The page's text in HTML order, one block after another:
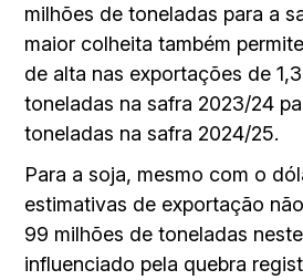
milhões de toneladas para a
maior colheita também
de alta nas exportações de
toneladas na safra 2023/24
toneladas na safra 2024/25.
Para a soja, mesmo com o
estimativas de exportação
99 milhões de toneladas
influenciado pela quebra